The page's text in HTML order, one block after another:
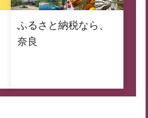
ふるさと納税なら、
奈良